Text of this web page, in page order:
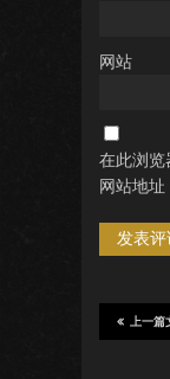
网站
在此浏览
网站地址
上一篇